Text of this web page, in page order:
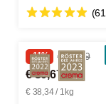
-11% € 34,59
€ 30,67
€ 38,34 / 1kg